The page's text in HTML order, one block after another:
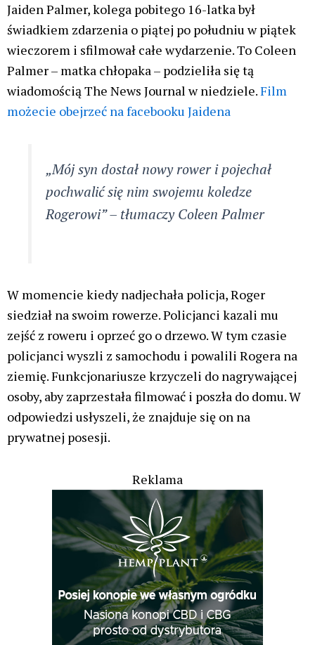
Jaiden Palmer, kolega pobitego 16-latka był
świadkiem zdarzenia o piątej po południu w piątek
wieczorem i sfilmował całe wydarzenie. To Coleen
Palmer – matka chłopaka – podzieliła się tą
wiadomością The News Journal w niedziele.Film
możecie obejrzeć na facebooku Jaidena
„Mój syn dostał nowy rower i pojechał
pochwalić się nim swojemu koledze
Rogerowi” – tłumaczy Coleen Palmer
W momencie kiedy nadjechała policja, Roger
siedział na swoim rowerze. Policjanci kazali mu
zejść z roweru i oprzeć go o drzewo. W tym czasie
policjanci wyszli z samochodu i powalili Rogera na
ziemię. Funkcjonariusze krzyczeli do nagrywającej
osoby, aby zaprzestała filmować i poszła do domu. W
odpowiedzi usłyszeli, że znajduje się on na
prywatnej posesji.
Reklama